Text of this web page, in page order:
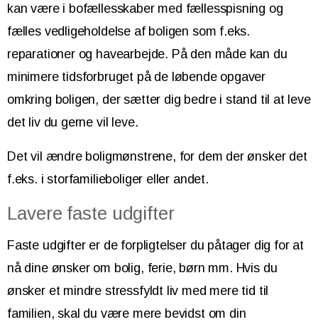
kan være i bofællesskaber med fællesspisning og
fælles vedligeholdelse af boligen som f.eks.
reparationer og havearbejde. På den måde kan du
minimere tidsforbruget på de løbende opgaver
omkring boligen, der sætter dig bedre i stand til at leve
det liv du gerne vil leve.
Det vil ændre boligmønstrene, for dem der ønsker det
f.eks. i storfamilieboliger eller andet.
Lavere faste udgifter
Faste udgifter er de forpligtelser du påtager dig for at
nå dine ønsker om bolig, ferie, børn mm. Hvis du
ønsker et mindre stressfyldt liv med mere tid til
familien, skal du være mere bevidst om din